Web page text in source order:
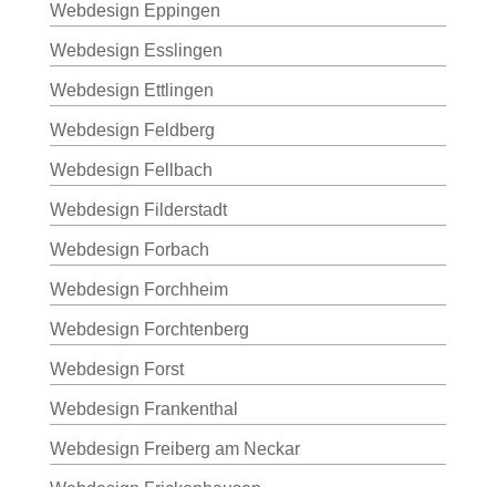
Webdesign Eppingen
Webdesign Esslingen
Webdesign Ettlingen
Webdesign Feldberg
Webdesign Fellbach
Webdesign Filderstadt
Webdesign Forbach
Webdesign Forchheim
Webdesign Forchtenberg
Webdesign Forst
Webdesign Frankenthal
Webdesign Freiberg am Neckar